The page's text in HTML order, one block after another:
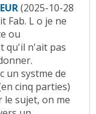
(2025-10-28
Fab. L o je ne
ou
qu'il n'ait pas
un systme de
cinq parties)
le sujet, on me